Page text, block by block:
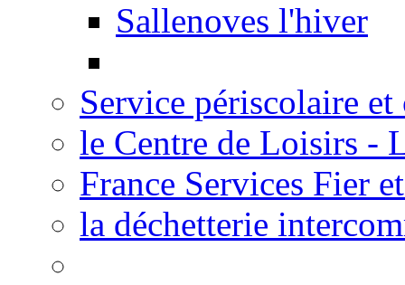
Sallenoves l'hiver
Service périscolaire et
le Centre de Loisirs -
France Services Fier
la déchetterie